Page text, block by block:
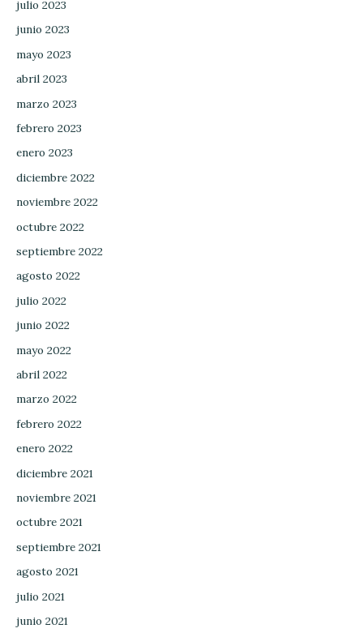
julio 2023
junio 2023
mayo 2023
abril 2023
marzo 2023
febrero 2023
enero 2023
diciembre 2022
noviembre 2022
octubre 2022
septiembre 2022
agosto 2022
julio 2022
junio 2022
mayo 2022
abril 2022
marzo 2022
febrero 2022
enero 2022
diciembre 2021
noviembre 2021
octubre 2021
septiembre 2021
agosto 2021
julio 2021
junio 2021